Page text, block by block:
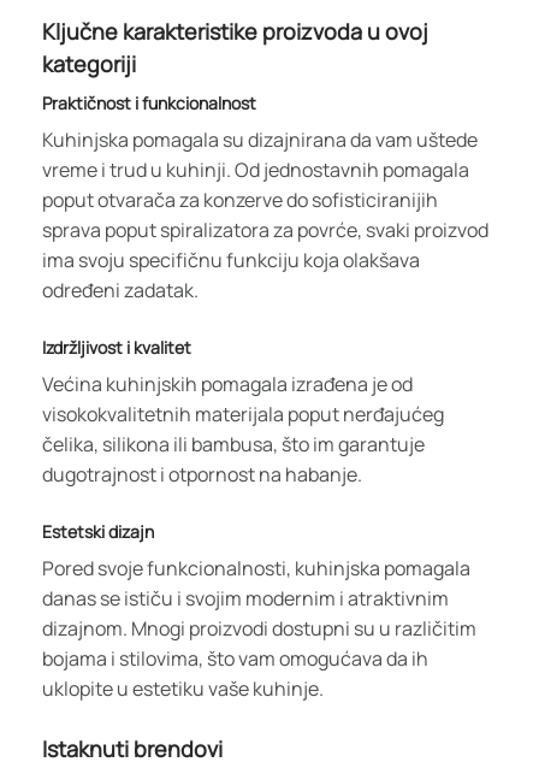
Ključne karakteristike proizvoda u ovoj
kategoriji
Praktičnost i funkcionalnost
Kuhinjska pomagala su dizajnirana da vam uštede
vreme i trud u kuhinji. Od jednostavnih pomagala
poput otvarača za konzerve do sofisticiranijih
sprava poput spiralizatora za povrće, svaki proizvod
ima svoju specifičnu funkciju koja olakšava
određeni zadatak.
Izdržljivost i kvalitet
Većina kuhinjskih pomagala izrađena je od
visokokvalitetnih materijala poput nerđajućeg
čelika, silikona ili bambusa, što im garantuje
dugotrajnost i otpornost na habanje.
Estetski dizajn
Pored svoje funkcionalnosti, kuhinjska pomagala
danas se ističu i svojim modernim i atraktivnim
dizajnom. Mnogi proizvodi dostupni su u različitim
bojama i stilovima, što vam omogućava da ih
uklopite u estetiku vaše kuhinje.
Istaknuti brendovi